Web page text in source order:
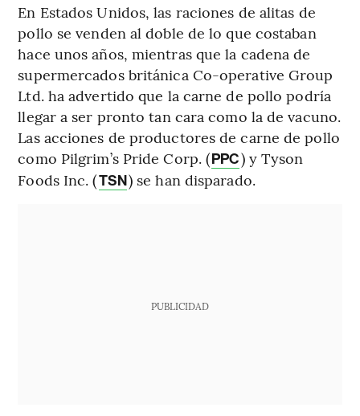
En Estados Unidos, las raciones de alitas de
pollo se venden al doble de lo que costaban
hace unos años, mientras que la cadena de
supermercados británica Co-operative Group
Ltd. ha advertido que la carne de pollo podría
llegar a ser pronto tan cara como la de vacuno.
Las acciones de productores de carne de pollo
como Pilgrim’s Pride Corp. (PPC) y Tyson
Foods Inc. (TSN) se han disparado.
PUBLICIDAD